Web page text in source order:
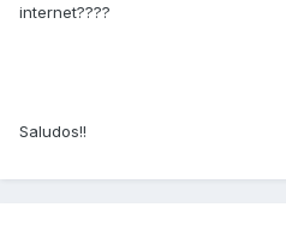
internet????
Saludos!!